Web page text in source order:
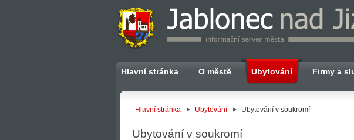
Hlavní stránka O městě Ubytování Firmy a
Hlavní stránka Ubytování Ubytování v soukromí
Ubytování v soukromí